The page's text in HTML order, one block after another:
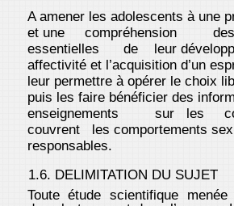
A amener les adolescents à une
et une compréhension des
essentielles de leur
affectivité et l’acquisition d’un
leur permettre à opérer le choix
puis les faire bénéficier des
enseignements sur les
couvrent les comportements
responsables.
1.6. DELIMITATION DU SUJET
Toute étude scientifique